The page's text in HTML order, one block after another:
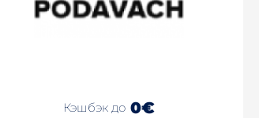
Кэшбэк до 0€